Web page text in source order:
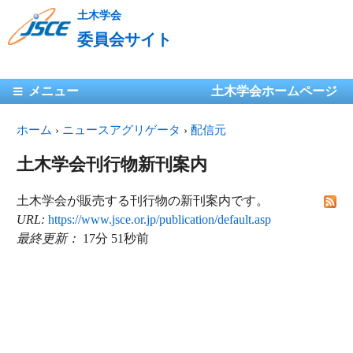
メ
イ
ン
ン
に
動
土木学会
委員会サイト
メニュー
メインメニュー 土木学会ホームページ
現在地
ホーム › ニュースアグリゲータ › 配信元
土木学会刊行物新刊案内
土木学会が販売する刊行物の新刊案内です。
URL: https://www.jsce.or.jp/publication/default.asp
最終更新： 17分 51秒前